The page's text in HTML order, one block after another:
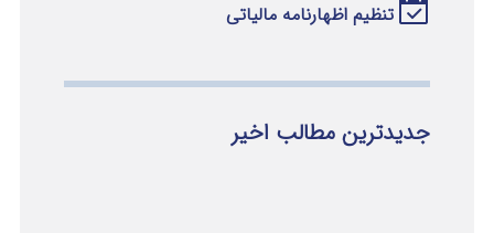
تنظیم اظهارنامه مالیاتی
جدیدترین مطالب اخیر